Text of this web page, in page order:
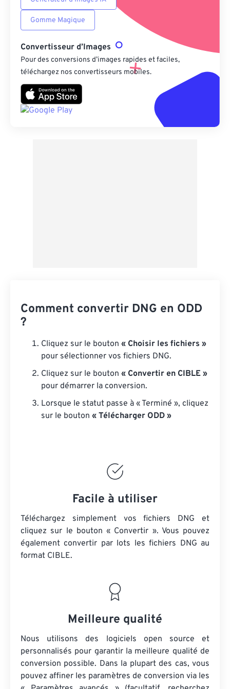
Gomme Magique
Convertisseur d’Images
Pour des conversions d’images rapides et faciles,
téléchargez nos convertisseurs mobiles.
Comment convertir DNG en ODD
?
Cliquez sur le bouton « Choisir les fichiers »
pour sélectionner vos fichiers DNG.
Cliquez sur le bouton « Convertir en CIBLE »
pour démarrer la conversion.
Lorsque le statut passe à « Terminé », cliquez
sur le bouton « Télécharger ODD »
Facile à utiliser
Téléchargez simplement vos fichiers DNG et
cliquez sur le bouton « Convertir ». Vous pouvez
également convertir par lots les fichiers DNG au
format CIBLE.
Meilleure qualité
Nous utilisons des logiciels open source et
personnalisés pour garantir la meilleure qualité de
conversion possible. Dans la plupart des cas, vous
pouvez affiner les paramètres de conversion via les